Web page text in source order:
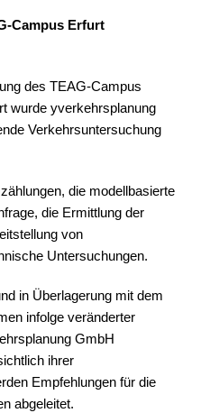
Campus Erfurt
des TEAG-Campus
wurde yverkehrsplanung
Verkehrsuntersuchung
die modellbasierte
die Ermittlung der
von
Untersuchungen.
in Überlagerung mit dem
infolge veränderter
GmbH
ihrer
Empfehlungen für die
abgeleitet.